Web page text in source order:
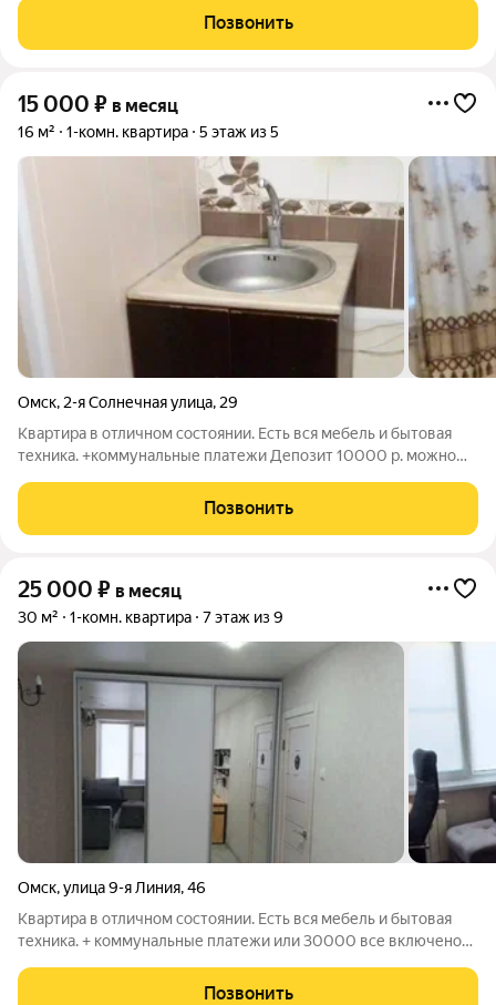
Позвонить
15 000 ₽ в месяц
16 м² 1-комн. квартира 5 этаж из 5
Омск, 2-я Солнечная улица, 29
Квартира в отличном состоянии. Есть вся мебель и бытовая
техника. +коммунальные платежи Депозит 10000 р. можно
Позвонить
25 000 ₽ в месяц
30 м² 1-комн. квартира 7 этаж из 9
Омск,улица 9-я Линия,46
Квартира в отличном состоянии. Есть вся мебель и бытовая
техника. + коммунальные платежи или 30000 все включено
Позвонить